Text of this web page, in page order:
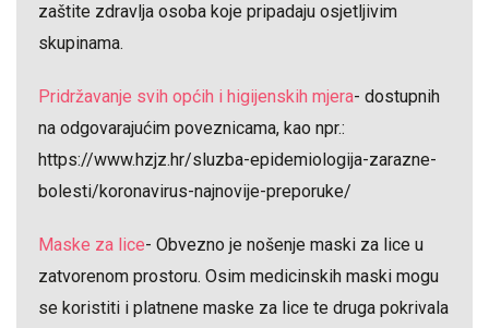
zaštite zdravlja osoba koje pripadaju osjetljivim
skupinama.
Pridržavanje svih općih i higijenskih mjera- dostupnih
na odgovarajućim poveznicama, kao npr.:
https://www.hzjz.hr/sluzba-epidemiologija-zarazne-
bolesti/koronavirus-najnovije-preporuke/
Maske za lice- Obvezno je nošenje maski za lice u
zatvorenom prostoru. Osim medicinskih maski mogu
se koristiti i platnene maske za lice te druga pokrivala